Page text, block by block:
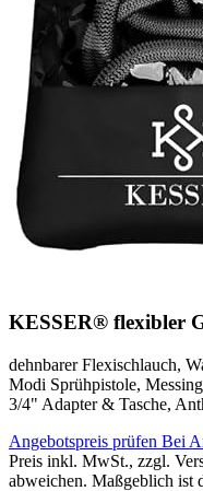
KESSER® flexibler
dehnbarer Flexischlauch,
Modi Sprühpistole,
3/4" Adapter & Tasche,
Angebotspreis prüfen Bei
Preis inkl. MwSt., zzgl.
abweichen. Maßgeblich ist